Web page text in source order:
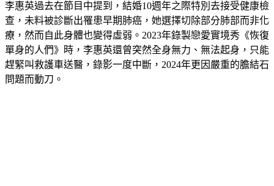
李惠英過去在節目中提到，結婚10週年之際特別去接受健康檢
查，未料被診斷出罹患早期肺癌，她選擇切除部分肺部而非化
療，然而自此身體也變得虛弱。2023年錄製戀愛實境秀《恢復
單身的人們》時，李惠英還曾突然全身無力、無法起身，只能
趕緊叫救護車送醫，錄影一度中斷，2024年更因嚴重的膽結石
問題而動刀。